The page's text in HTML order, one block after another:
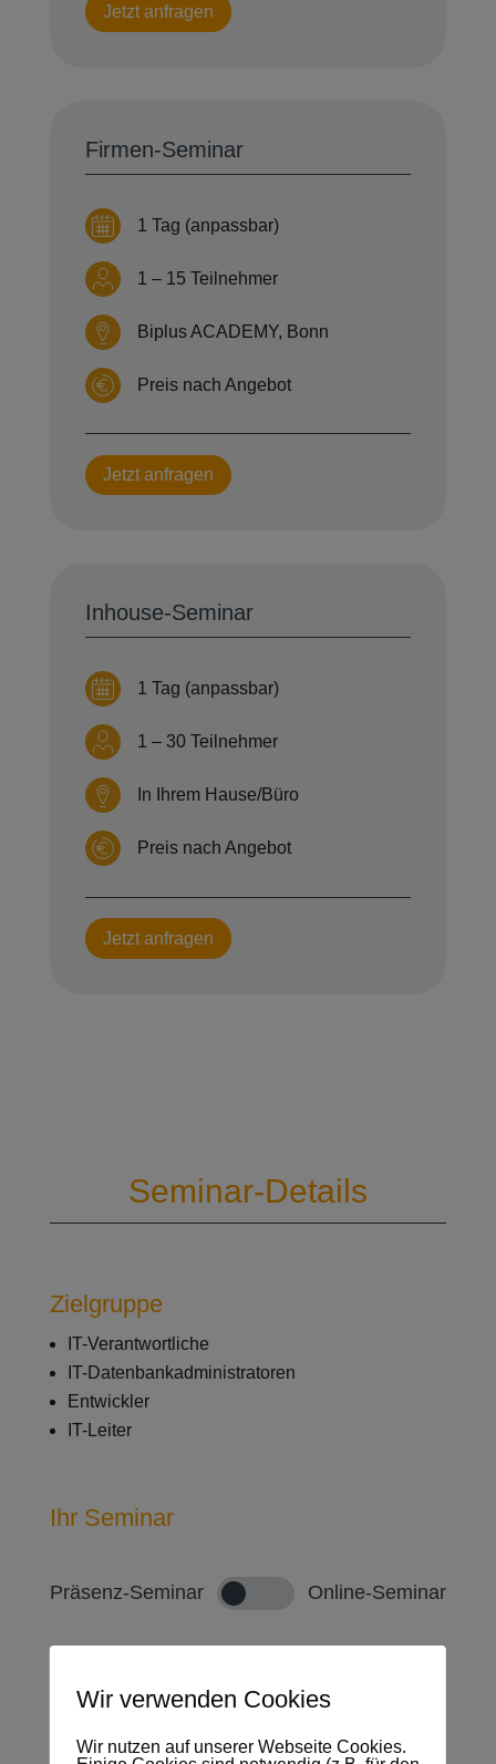
Jetzt anfragen
Firmen-Seminar
1 Tag (anpassbar)
1 – 15 Teilnehmer
Biplus ACADEMY, Bonn
Preis nach Angebot
Jetzt anfragen
Inhouse-Seminar
1 Tag (anpassbar)
1 – 30 Teilnehmer
In Ihrem Hause/Büro
Preis nach Angebot
Jetzt anfragen
Seminar-Details
Zielgruppe
IT-Verantwortliche
IT-Datenbankadministratoren
Entwickler
IT-Leiter
Ihr Seminar
Präsenz-Seminar Online-Seminar
Wir verwenden Cookies
Wir nutzen auf unserer Webseite Cookies.